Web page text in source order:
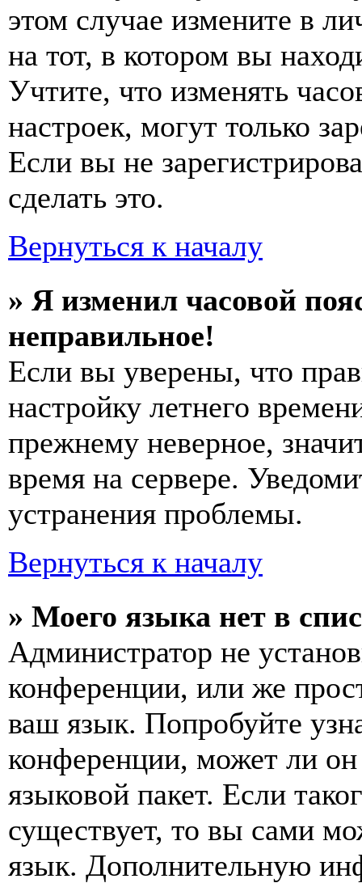
этом случае измените в
на тот, в котором вы
Учтите, что изменять
настроек, могут только
Если вы не
сделать это.
Вернуться к началу
» Я изменил часовой
неправильное!
Если вы уверены, что
настройку летнего
прежнему неверное,
время на сервере.
устранения проблемы.
Вернуться к началу
» Моего языка нет в
Администратор не
конференции, или же
ваш язык. Попробуйте
конференции, может ли
языковой пакет. Если
существует, то вы сами
язык. Дополнительную